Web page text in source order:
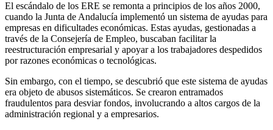
El escándalo de los ERE se remonta a principios de los años 2000,
cuando la Junta de Andalucía implementó un sistema de ayudas para
empresas en dificultades económicas. Estas ayudas, gestionadas a
través de la Consejería de Empleo, buscaban facilitar la
reestructuración empresarial y apoyar a los trabajadores despedidos
por razones económicas o tecnológicas.
Sin embargo, con el tiempo, se descubrió que este sistema de ayudas
era objeto de abusos sistemáticos. Se crearon entramados
fraudulentos para desviar fondos, involucrando a altos cargos de la
administración regional y a empresarios.